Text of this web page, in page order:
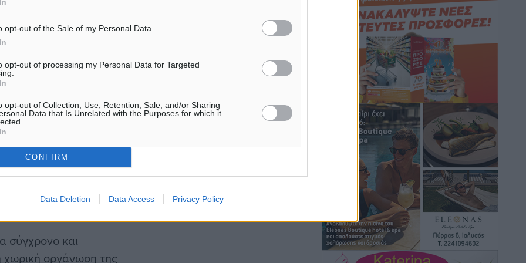
opt-out of the Sale of my Personal Data.
opt-out of processing my Personal Data for Targeted
opt-out of Collection, Use, Retention, Sale, and/or Sharing
Data that Is Unrelated with the Purposes for which it
CONFIRM
Data Deletion Data Access Privacy Policy
περιοχές,
τα επόμενα χρόνια.
τον Τουρισμό μέχρι
τον Τουρισμό, που
της Επικρατείας
έγκρισής του – και
σύγχρονο και
χωρική οργάνωση της
Τοπικές Ειδήσεις πριν 7 ώρες
Iατρικός Σύλλογος Ροδου προς Α.
Γεωργιάδη: Στρατηγικές Προτάσεις για
την Ενίσχυση της Δημόσιας Υγείας στη
Νησιωτική Ελλάδα και στα
Νοσοκομεία της Γ΄ Ζώνης
Τοπικές Ειδήσεις• πριν 7 ώρες
Πάνθηρες: Ξεκίνησαν αισιόδοξοι για
την παρθενική “πτήση” τους
Αθλητικά• πριν 7 ώρες
Άρης Αρχαγγέλου: Στο πλευρό του
άτυχου Ιάκωβου Θωμά
Αθλητικά• πριν 7 ώρες